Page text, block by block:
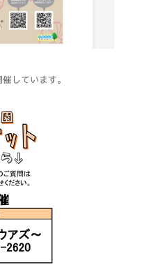
しています。